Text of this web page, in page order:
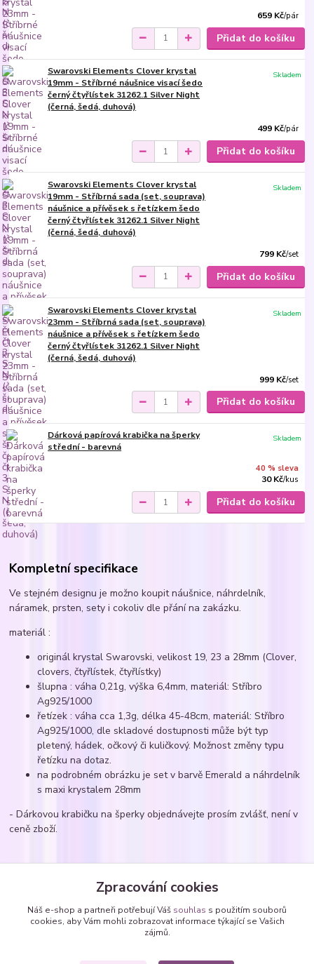
659 Kč/pár
Přidat do košíku
Swarovski Elements Clover krystal
19mm - Stříbrné náušnice visací šedo
černý čtyřlístek 31262.1 Silver Night
(černá, šedá, duhová)
499 Kč/pár
Skladem
Přidat do košíku
Swarovski Elements Clover krystal
19mm - Stříbrná sada (set, souprava)
náušnice a přívěsek s řetízkem šedo
černý čtyřlístek 31262.1 Silver Night
(černá, šedá, duhová)
799 Kč/set
Skladem
Přidat do košíku
Swarovski Elements Clover krystal
23mm - Stříbrná sada (set, souprava)
náušnice a přívěsek s řetízkem šedo
černý čtyřlístek 31262.1 Silver Night
(černá, šedá, duhová)
999 Kč/set
Skladem
Přidat do košíku
Dárková papírová krabička na šperky
střední - barevná
40 % sleva
30 Kč/kus
Skladem
Přidat do košíku
Kompletní specifikace
Ve stejném designu je možno koupit náušnice, náhrdelník,
náramek, prsten, sety i cokoliv dle přání na zakázku.
materiál :
originál krystal Swarovski, velikost 19, 23 a 28mm (Clover,
clovers, čtyřlístek, čtyřlístky)
šlupna : váha 0,21g, výška 6,4mm, materiál: Stříbro
Ag925/1000
řetízek : váha cca 1,3g, délka 45-48cm, materiál: Stříbro
Ag925/1000, dle skladové dostupnosti může být typ
pletený, hádek, očkový či kuličkový. Možnost změny typu
řetízku na dotaz.
na podrobném obrázku je set v barvě Emerald a náhrdelník
s maxi krystalem 28mm
- Dárkovou krabičku na šperky objednávejte prosím zvlášť, není v
ceně zboží.
Zboží zařazeno v kategoriích
Náhrdelníky
Náhrdelníky - zavěšené SWAROVSKI krystaly
Zpracování cookies
Náš e-shop a partneři potřebují Váš souhlas s použitím souborů
cookies, aby Vám mohli zobrazovat informace týkající se Vašich
zájmů.